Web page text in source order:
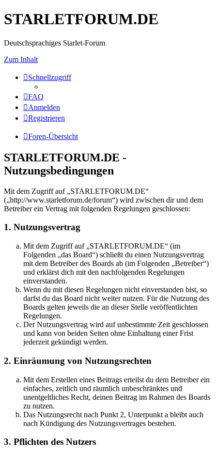
STARLETFORUM.DE
Deutschsprachiges Starlet-Forum
Zum Inhalt
Schnellzugriff
FAQ
Anmelden
Registrieren
Foren-Übersicht
STARLETFORUM.DE -
Nutzungsbedingungen
Mit dem Zugriff auf „STARLETFORUM.DE“
(„http://www.starletforum.de/forum“) wird zwischen dir und dem
Betreiber ein Vertrag mit folgenden Regelungen geschlossen:
1. Nutzungsvertrag
Mit dem Zugriff auf „STARLETFORUM.DE“ (im
Folgenden „das Board“) schließt du einen Nutzungsvertrag
mit dem Betreiber des Boards ab (im Folgenden „Betreiber“)
und erklärst dich mit den nachfolgenden Regelungen
einverstanden.
Wenn du mit diesen Regelungen nicht einverstanden bist, so
darfst du das Board nicht weiter nutzen. Für die Nutzung des
Boards gelten jeweils die an dieser Stelle veröffentlichten
Regelungen.
Der Nutzungsvertrag wird auf unbestimmte Zeit geschlossen
und kann von beiden Seiten ohne Einhaltung einer Frist
jederzeit gekündigt werden.
2. Einräumung von Nutzungsrechten
Mit dem Erstellen eines Beitrags erteilst du dem Betreiber ein
einfaches, zeitlich und räumlich unbeschränktes und
unentgeltliches Recht, deinen Beitrag im Rahmen des Boards
zu nutzen.
Das Nutzungsrecht nach Punkt 2, Unterpunkt a bleibt auch
nach Kündigung des Nutzungsvertrages bestehen.
3. Pflichten des Nutzers